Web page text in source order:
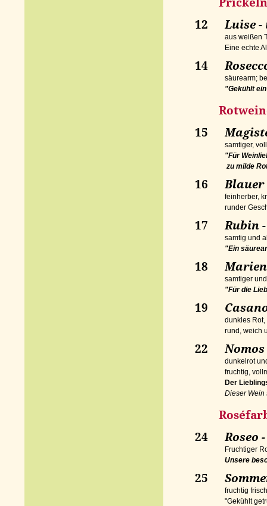
12
aus weißen
Eine echte
14
säurearm;
"Gekühlt
15
samtiger,
"Für
zu milde
16
feinherber,
runder
17 Rubin
samtig und
"Ein
18
samtiger
"Für die
19
dunkles
rund, weich
22
dunkelrot
fruchtig,
Der
Dieser Wein
24
Roseo
Fruchtiger
Unsere
25
fruchtig
"Gekühlt